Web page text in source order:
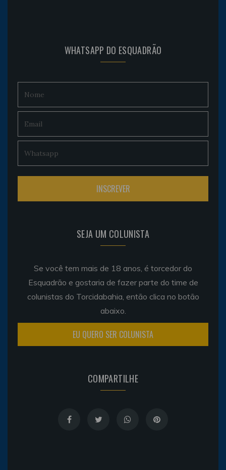
WHATSAPP DO ESQUADRÃO
SEJA UM COLUNISTA
Se você tem mais de 18 anos, é torcedor do
Esquadrão e gostaria de fazer parte do time de
colunistas do Torcidabahia, então clica no botão
abaixo.
EU QUERO SER COLUNISTA
COMPARTILHE